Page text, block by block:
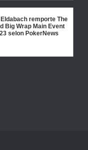
remporte The
Big Wrap Main Event
selon PokerNews